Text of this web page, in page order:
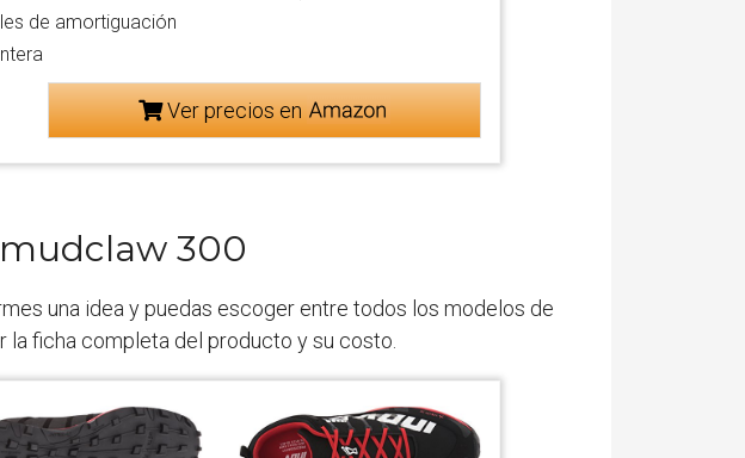
de amortiguación
Ver precios en
300
una idea y puedas escoger entre todos los modelos de
ficha completa del producto y su costo.